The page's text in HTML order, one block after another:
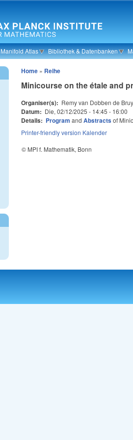
Manifold Atlas Bibliothek & Datenbanken
Home » Reihe
Minicourse on the étale and
Organiser(s): Remy van Dobben de
Datum: Die, 02/12/2025 - 14:45 - 16:00
Details: Program andAbstractsof
Printer-friendly version Kalender
© MPI f. Mathematik, Bonn